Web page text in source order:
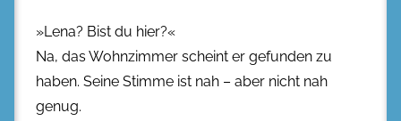
»Lena? Bist du hier?«
Na, das Wohnzimmer scheint er gefunden zu
haben. Seine Stimme ist nah – aber nicht nah
genug.